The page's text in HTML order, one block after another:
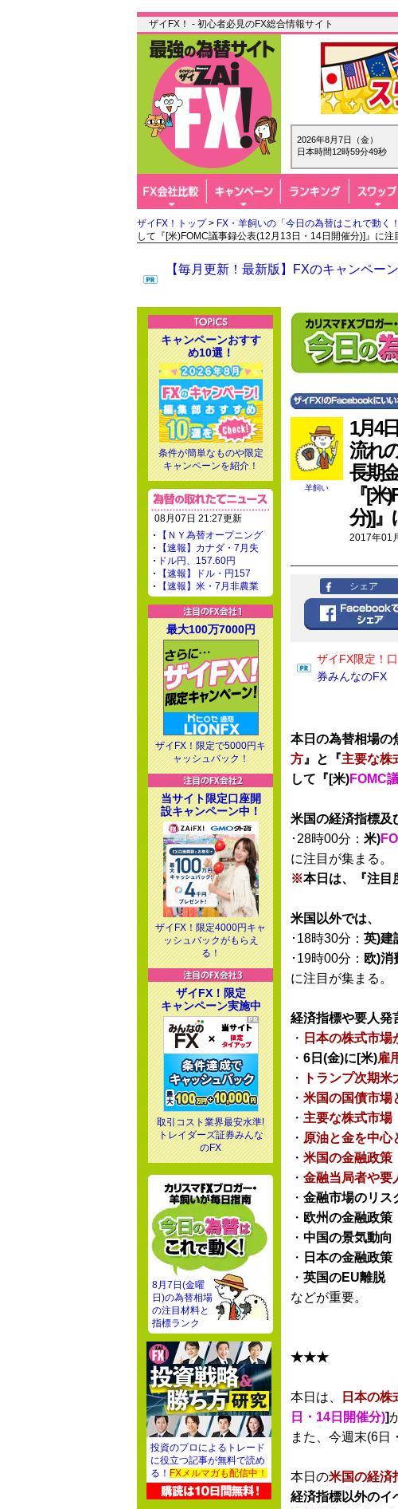
ザイFX！ - 初心者必見のFX総合情報サイト
2026年8月7日（金）
日本時間12時59分50秒
ザイFX！トップ> FX・羊飼いの「今日の為替はこれで動く！
して『[米)FOMC議事録公表(12月13日・14日開催分)]』に注
【毎月更新！最新版】FXのキャンペ
羊飼い
1月4
流れ
長期
『[
分)]』
2017年01
シェア
ザイFX限定！
券みんなのFX
本日の為替相場の
方 』と『主要な株
して『[米)FOMC
米国の経済指標及
･28時00分： 米)
に注目が集まる。
※本日は、『注目
米国以外では、
･18時30分： 英)建
･19時00分： 欧)消
に注目が集まる。
経済指標や要人発
・ 日本の株式市場
・ 6日(金)に[米)雇
・
トランプ次期
・ 米国の国債市場
・ 主要な株式市場
・ 原油と金を中心
・ 米国の金融政策
・ 金融当局者や要
・ 金融市場のリス
・ 欧州の金融政策
・ 中国の景気動向
・ 日本の金融政策
・ 英国のEU離脱
などが重要。
★★★
本日は、 日本の株
日・14日開催分)]
また、今週末(6日
本日の米国の経済
経済指標以外のイ
キャンペーンおすす
め10選！
条件が簡単なものや限定
キャンペーンを紹介！
08月07日 21:27更新
【ＮＹ為替オープニング
【速報】カナダ・7月失
ドル円、157.60円
【速報】ドル・円157
【速報】米・7月非農業
最大100万7000円
ザイFX！限定で5000円キ
ャッシュバック！
当サイト限定口座開
設キャンペーン中！
ザイFX！限定4000円キャ
ッシュバックがもらえ
る！
ザイFX！限定
キャンペーン実施中
取引コスト業界最安水準!
トレイダーズ証券みんな
のFX
8月7日(金曜
日)の為替相場
の注目材料と
指標ランク
投資のプロによるトレード
に役立つ記事が無料で読め
る！ FXメルマガも配信中！